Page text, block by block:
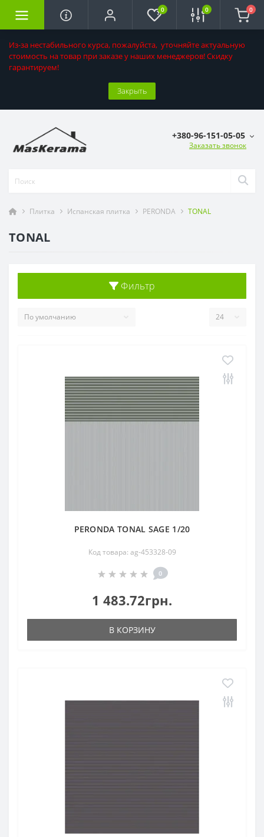
Из-за нестабильного курса, пожалуйста, уточняйте актуальную
стоимость на товар при заказе у наших менеджеров! Скидку
гарантируем!
Закрыть
0 0 0
+380-96-151-05-05
Заказать звонок
Плитка Испанская плитка PERONDA TONAL
TONAL
Фильтр
PERONDA TONAL SAGE 1/20
Код товара: ag-453328-09
0
1 483.72грн.
В КОРЗИНУ